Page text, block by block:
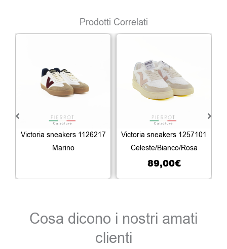
Prodotti Correlati
Victoria sneakers 1126217
Marino
Victoria sneakers 1257101
Celeste/Bianco/Rosa
89,00€
Cosa dicono i nostri amati
clienti